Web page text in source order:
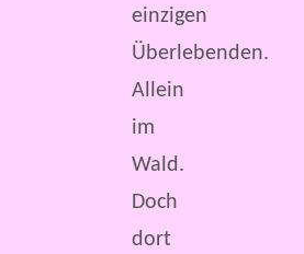
einzigen
Überlebenden.
Allein
im
Wald.
Doch
dort